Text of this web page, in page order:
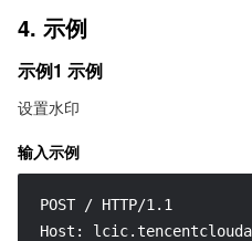
4. 示例
示例1 示例
设置水印
输入示例
POST / HTTP/1.1
Host: